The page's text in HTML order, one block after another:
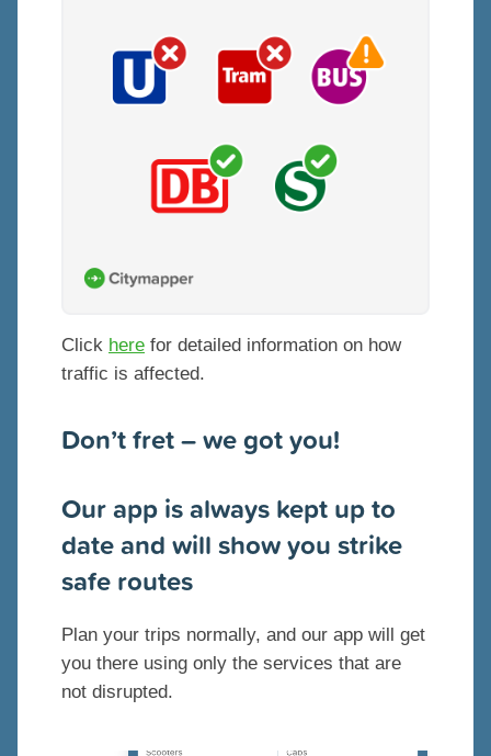
Click here for detailed information on how
traffic is affected.
Don’t fret – we got you!
Our app is always kept up to
date and will show you strike
safe routes
Plan your trips normally, and our app will get
you there using only the services that are
not disrupted.